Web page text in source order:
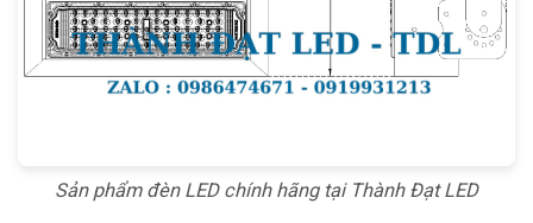
Sản phẩm đèn LED chính hãng tại Thành Đạt LED